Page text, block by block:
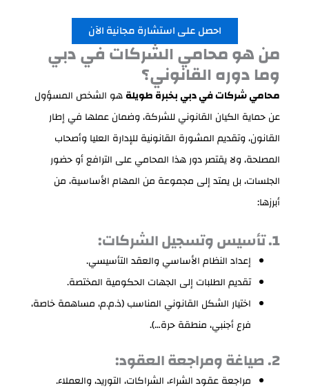
احصل على استشارة مجانية الآن
من هو محامي الشركات في دبي
وما دوره القانوني؟
محامي شركات في دبي بخبرة طويلةهو الشخص المسؤول
عن حماية الكيان القانوني للشركة، وضمان عملها في إطار
القانون، وتقديم المشورة القانونية للإدارة العليا وأصحاب
المصلحة، ولا يقتصر دور هذا المحامي على الترافع أو حضور
الجلسات، بل يمتد إلى مجموعة من المهام الأساسية، من
أبرزها:
1. تأسيس وتسجيل الشركات:
إعداد النظام الأساسي والعقد التأسيسي.
تقديم الطلبات إلى الجهات الحكومية المختصة.
اختيار الشكل القانوني المناسب (ذ.م.م، مساهمة خاصة،
فرع أجنبي، منطقة حرة…).
2. صياغة ومراجعة العقود:
مراجعة عقود الشراء، الشراكات، التوريد، والعملاء.